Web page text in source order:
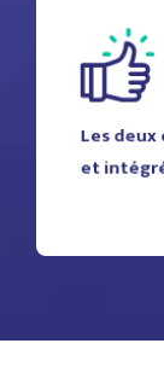
Les
et